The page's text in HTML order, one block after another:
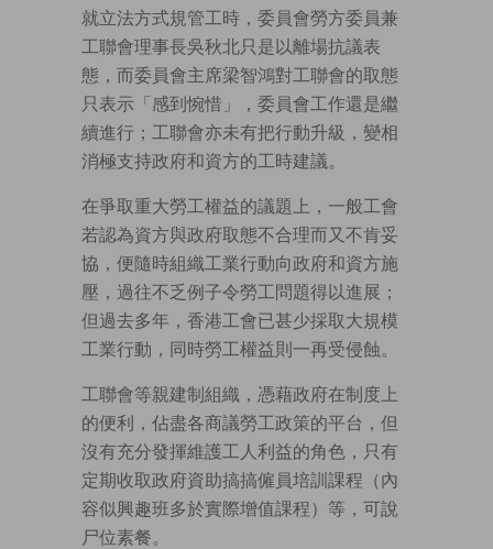
就立法方式規管工時，委員會勞方委員兼
工聯會理事長吳秋北只是以離場抗議表
態，而委員會主席梁智鴻對工聯會的取態
只表示「感到惋惜」，委員會工作還是繼
續進行；工聯會亦未有把行動升級，變相
消極支持政府和資方的工時建議。
在爭取重大勞工權益的議題上，一般工會
若認為資方與政府取態不合理而又不肯妥
協，便隨時組織工業行動向政府和資方施
壓，過往不乏例子令勞工問題得以進展；
但過去多年，香港工會已甚少採取大規模
工業行動，同時勞工權益則一再受侵蝕。
工聯會等親建制組織，憑藉政府在制度上
的便利，佔盡各商議勞工政策的平台，但
沒有充分發揮維護工人利益的角色，只有
定期收取政府資助搞搞僱員培訓課程（內
容似興趣班多於實際增值課程）等，可說
尸位素餐。